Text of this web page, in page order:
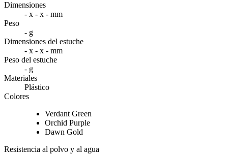
Dimensiones
- x - x - mm
Peso
- g
Dimensiones del estuche
- x - x - mm
Peso del estuche
- g
Materiales
Plástico
Colores
Verdant Green
Orchid Purple
Dawn Gold
Resistencia al polvo y al agua